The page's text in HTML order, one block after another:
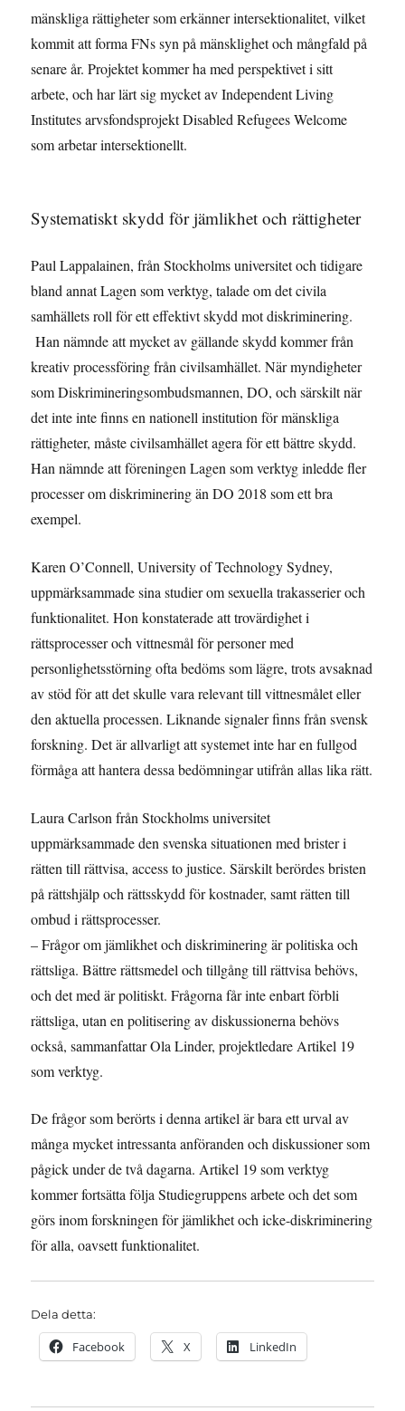
mänskliga rättigheter som erkänner intersektionalitet, vilket
kommit att forma FNs syn på mänsklighet och mångfald på
senare år. Projektet kommer ha med perspektivet i sitt
arbete, och har lärt sig mycket av Independent Living
Institutes arvsfondsprojekt Disabled Refugees Welcome
som arbetar intersektionellt.
Systematiskt skydd för jämlikhet och rättigheter
Paul Lappalainen, från Stockholms universitet och tidigare
bland annat Lagen som verktyg, talade om det civila
samhällets roll för ett effektivt skydd mot diskriminering.
Han nämnde att mycket av gällande skydd kommer från
kreativ processföring från civilsamhället. När myndigheter
som Diskrimineringsombudsmannen, DO, och särskilt när
det inte inte finns en nationell institution för mänskliga
rättigheter, måste civilsamhället agera för ett bättre skydd.
Han nämnde att föreningen Lagen som verktyg inledde fler
processer om diskriminering än DO 2018 som ett bra
exempel.
Karen O’Connell, University of Technology Sydney,
uppmärksammade sina studier om sexuella trakasserier och
funktionalitet. Hon konstaterade att trovärdighet i
rättsprocesser och vittnesmål för personer med
personlighetsstörning ofta bedöms som lägre, trots avsaknad
av stöd för att det skulle vara relevant till vittnesmålet eller
den aktuella processen. Liknande signaler finns från svensk
forskning. Det är allvarligt att systemet inte har en fullgod
förmåga att hantera dessa bedömningar utifrån allas lika rätt.
Laura Carlson från Stockholms universitet
uppmärksammade den svenska situationen med brister i
rätten till rättvisa, access to justice. Särskilt berördes bristen
på rättshjälp och rättsskydd för kostnader, samt rätten till
ombud i rättsprocesser.
– Frågor om jämlikhet och diskriminering är politiska och
rättsliga. Bättre rättsmedel och tillgång till rättvisa behövs,
och det med är politiskt. Frågorna får inte enbart förbli
rättsliga, utan en politisering av diskussionerna behövs
också, sammanfattar Ola Linder, projektledare Artikel 19
som verktyg.
De frågor som berörts i denna artikel är bara ett urval av
många mycket intressanta anföranden och diskussioner som
pågick under de två dagarna. Artikel 19 som verktyg
kommer fortsätta följa Studiegruppens arbete och det som
görs inom forskningen för jämlikhet och icke-diskriminering
för alla, oavsett funktionalitet.
Dela detta:
Facebook X LinkedIn